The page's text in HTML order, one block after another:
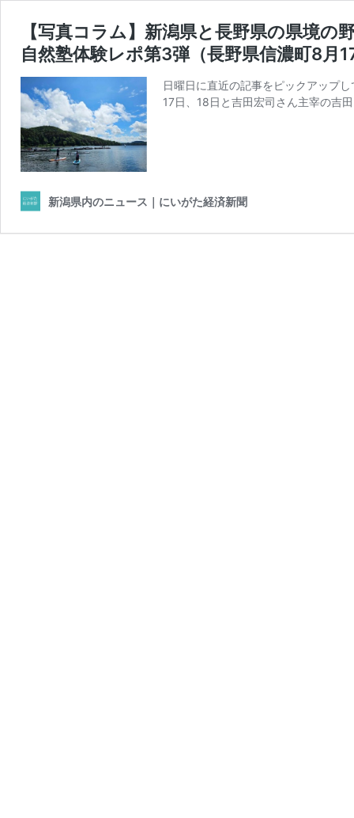
【写真コラム】新潟県と長野県の県境
自然塾体験レポ第3弾（長野県信濃町8月
日曜日に直近の記事をピックアップ
17日、18日と吉田宏司さん主宰の吉
新潟県内のニュース｜にいがた経済新聞